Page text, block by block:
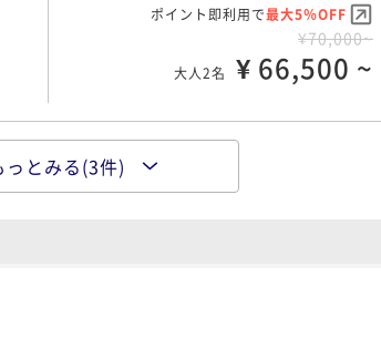
ポイント即利用で最大5％OFF
¥70,000~
大人2名 ¥ 66,500 ~
ポイント即利用で
っとみる(3件)